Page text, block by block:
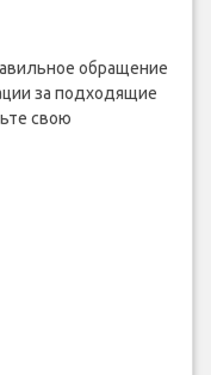
обращение
за подходящие
свою